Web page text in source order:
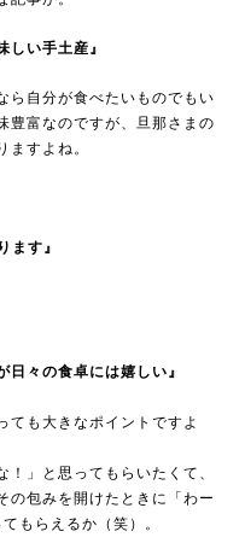
しい手土産』
ら自分が食べたいものでもい
豊富なのですが、旦那さまの
ますよね。
ます』
日々の食卓には嬉しい』
ても大きなポイントですよ
」と思ってもらいたくて、
の包みを開けたときに「わー
もらえるか（笑）。